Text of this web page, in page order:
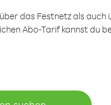
das Festnetz als auch
Abo-Tarif kannst du